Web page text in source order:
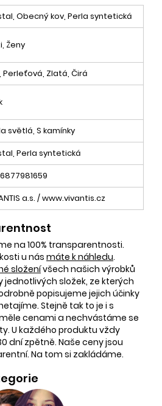
Obecný kov, Perla syntetická
Ženy
Perleťová, Zlatá, Čirá
světlá, S kamínky
Perla syntetická
a.s. / www.vivantis.cz
na 100% transparentnosti.
u nás máte k náhledu.
složenívšech našich výrobků
složek, ze kterých
popisujeme jejich účinky
Stejně tak to je i s
cenami a nechvástáme se
U každého produktu vždy
dní zpětně. Naše ceny jsou
Na tom si zakládáme.